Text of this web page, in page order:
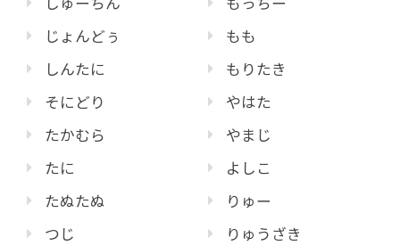
じょんどぅ
しんたに
そにどり
たかむら
たに
たぬたぬ
つじ
もも
もりたき
やはた
やまじ
よしこ
りゅー
りゅうざき